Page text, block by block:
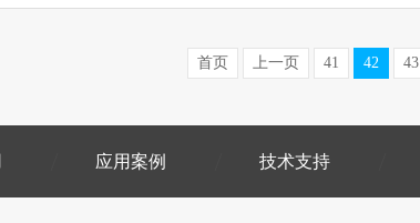
首页 上一页 41 42 43
应用案例 技术支持